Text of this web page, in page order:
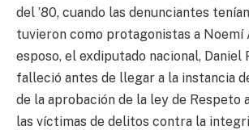
del ’80, cuando las denunciantes
tuvieron como protagonistas a Noemí
esposo, el exdiputado nacional, Daniel
falleció antes de llegar a la instancia
de la aprobación de la ley de Respeto
las víctimas de delitos contra la